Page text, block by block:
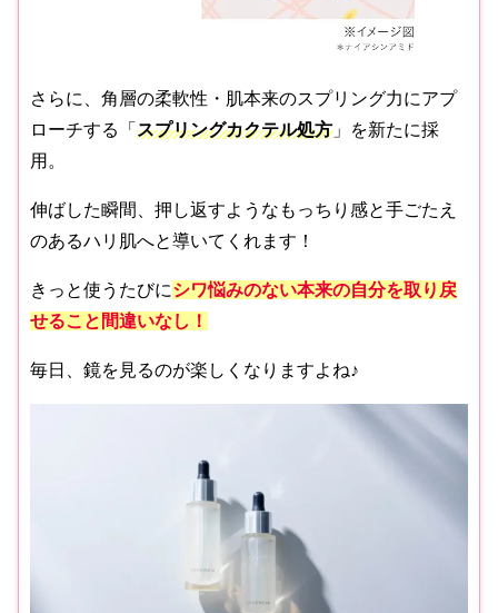
さらに、角層の柔軟性・肌本来のスプリング力にアプ
ローチする「 スプリングカクテル処方 」を新たに採
用。
伸ばした瞬間、押し返すようなもっちり感と手ごたえ
のあるハリ肌へと導いてくれます！
きっと使うたびにシワ悩みのない本来の自分を取り戻
せること間違いなし ！
毎日、鏡を見るのが楽しくなりますよね♪